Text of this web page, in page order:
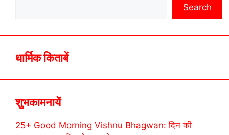
Search
धार्मिक किताबें
शुभकामनायें
25+ Good Morning Vishnu Bhagwan: दिन की